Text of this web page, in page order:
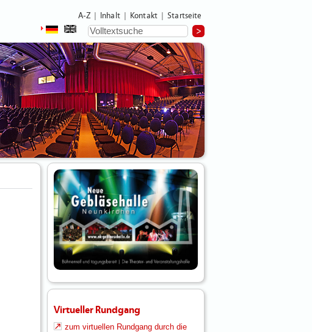
A-Z Inhalt Kontakt Startseite
Virtueller Rundgang
zum virtuellen Rundgang durch die